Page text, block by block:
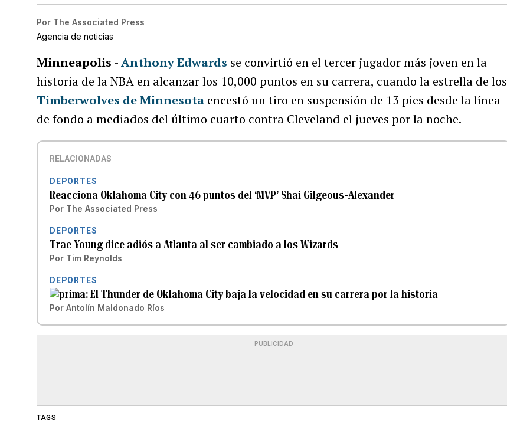
Por The Associated Press
Agencia de noticias
Minneapolis -Anthony Edwards se convirtió en el tercer jugador más joven en la
historia de la NBA en alcanzar los 10,000 puntos en su carrera, cuando la estrella de los
Timberwolves de Minnesota encestó un tiro en suspensión de 13 pies desde la línea
de fondo a mediados del último cuarto contra Cleveland el jueves por la noche.
RELACIONADAS
DEPORTES
Reacciona Oklahoma City con 46 puntos del ‘MVP’ Shai Gilgeous-Alexander
Por The Associated Press
DEPORTES
Trae Young dice adiós a Atlanta al ser cambiado a los Wizards
Por Tim Reynolds
DEPORTES
El Thunder de Oklahoma City baja la velocidad en su carrera por la historia
Por Antolín Maldonado Ríos
PUBLICIDAD
TAGS